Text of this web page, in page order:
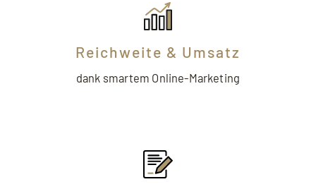
Reichweite & Umsatz
dank smartem Online-Marketing